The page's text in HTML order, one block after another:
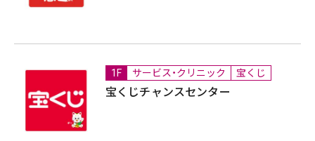
1F サービス・クリニック 宝くじ
宝くじチャンスセンター